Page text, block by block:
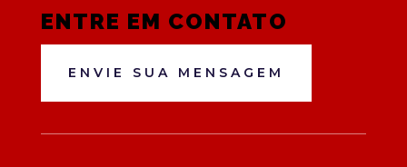
ENTRE EM CONTATO
ENVIE SUA MENSAGEM